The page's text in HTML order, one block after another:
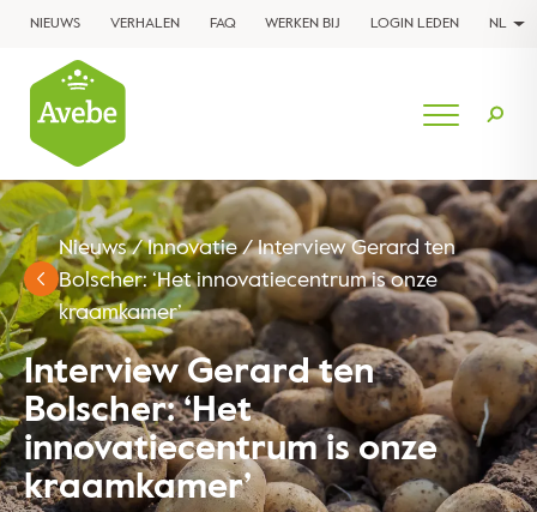
NIEUWS VERHALEN FAQ WERKEN BIJ LOGIN LEDEN NL
Nieuws/Innovatie/Interview Gerard ten
Bolscher: ‘Het innovatiecentrum is onze
kraamkamer’
Interview Gerard ten
Bolscher: ‘Het
innovatiecentrum is onze
kraamkamer’